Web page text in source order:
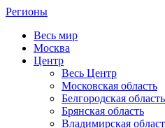
Регионы
Весь мир
Москва
Центр
Весь Центр
Московская область
Белгородская область
Брянская область
Владимирская